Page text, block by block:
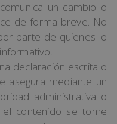
un cambio o
de forma breve. No
parte de quienes lo
declaración escrita o
asegura mediante un
administrativa o
el contenido se tome